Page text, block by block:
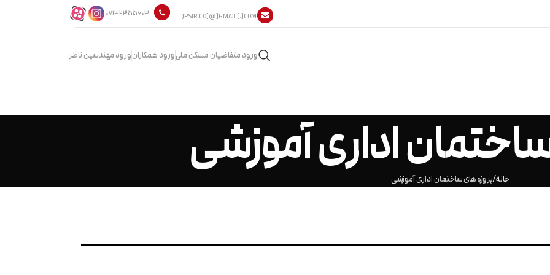
JPSIR.CO[@]GMAIL[.]COM
ورود متقاضیان مسکن ملیورود همکارانورود مهندسین ناظر
اداری آموزشی
خانه پروژه های ساختمان اداری آموزشی